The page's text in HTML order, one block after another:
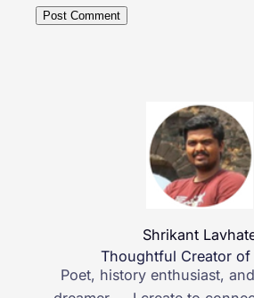
Shrikant
Thoughtful Creator of
Poet, history enthusiast,